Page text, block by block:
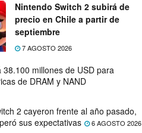
Nintendo Switch 2 subirá de
precio en Chile a partir de
septiembre
7 AGOSTO 2026
38.100 millones de USD para
de DRAM y NAND
2 cayeron frente al año pasado,
sus expectativas
6 AGOSTO 2026